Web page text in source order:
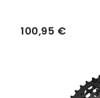
100,95 €